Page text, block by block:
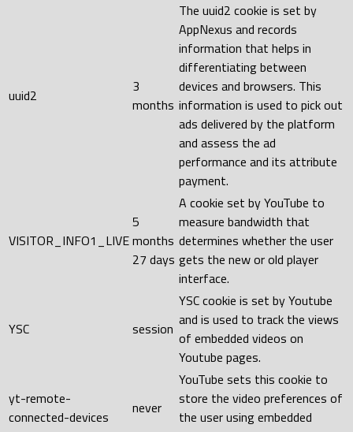
uuid2
3
months
The uuid2 cookie is set by
AppNexus and records
information that helps in
differentiating between
devices and browsers. This
information is used to pick out
ads delivered by the platform
and assess the ad
performance and its attribute
payment.
VISITOR_INFO1_LIVE
5
months
27 days
A cookie set by YouTube to
measure bandwidth that
determines whether the user
gets the new or old player
interface.
YSC session
YSC cookie is set by Youtube
and is used to track the views
of embedded videos on
Youtube pages.
yt-remote-
connected-devices
never
YouTube sets this cookie to
store the video preferences of
the user using embedded